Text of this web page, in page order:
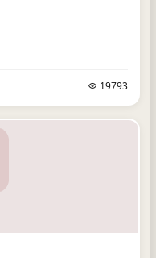
19793